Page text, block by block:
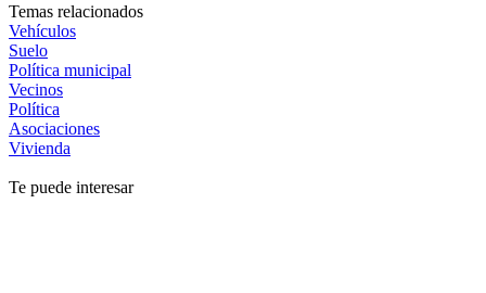
Temas relacionados
Vehículos
Suelo
Política municipal
Vecinos
Política
Asociaciones
Vivienda
Te puede interesar